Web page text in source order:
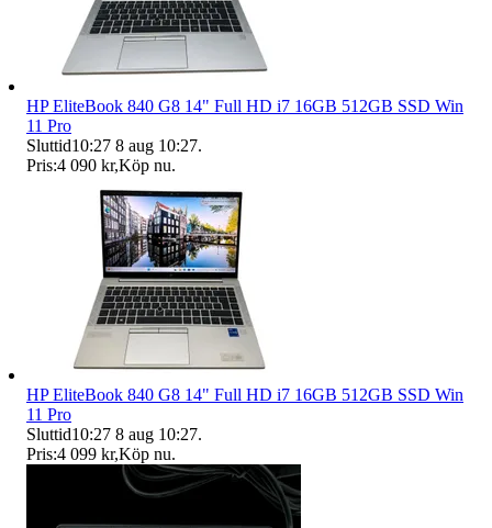
HP EliteBook 840 G8 14" Full HD i7 16GB 512GB SSD Win
11 Pro
Sluttid10:27 8 aug 10:27.
Pris:4 090 kr,Köp nu.
HP EliteBook 840 G8 14" Full HD i7 16GB 512GB SSD Win
11 Pro
Sluttid10:27 8 aug 10:27.
Pris:4 099 kr,Köp nu.